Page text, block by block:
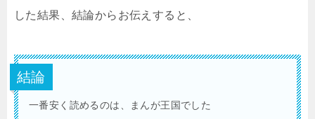
した結果、結論からお伝えすると、
結論
一番安く読めるのは、まんが王国でした